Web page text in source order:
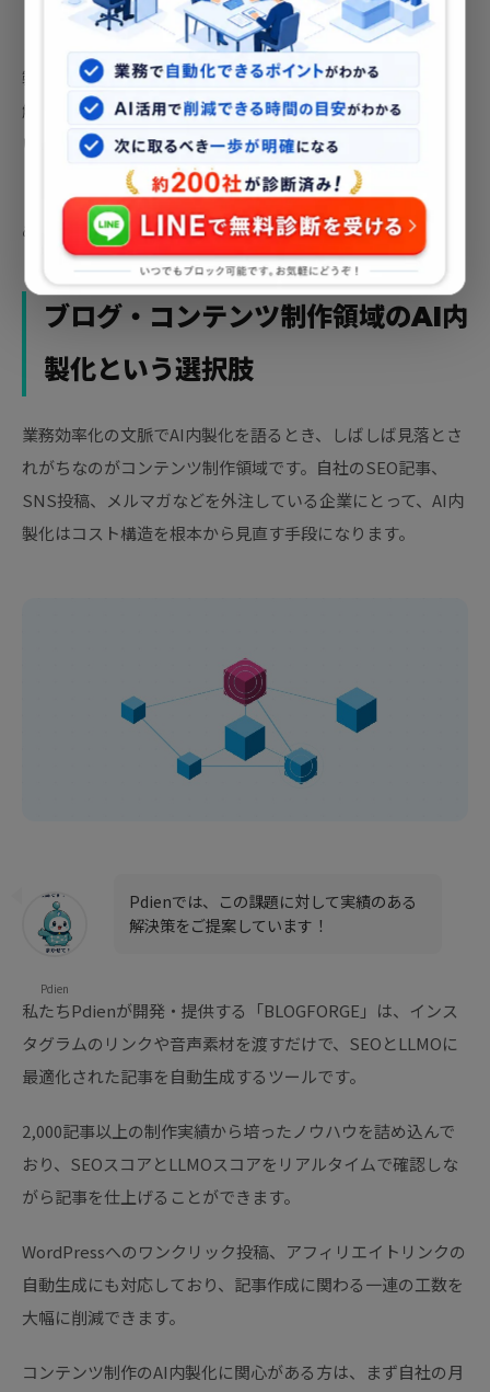
また、「推進担当者が孤立するケース」も見られます。AI内
製化の推進担当者が意気込んで取り組んでいても、現場の理
解が得られないまま進むと、ツールを導入しても誰も使わな
いという結末になります。
トップダウンの意思決定と、現場との対話を組み合わせた進
め方が求められます。
ブログ・コンテンツ制作領域のAI内
製化という選択肢
業務効率化の文脈でAI内製化を語るとき、しばしば見落とさ
れがちなのがコンテンツ制作領域です。自社のSEO記事、
SNS投稿、メルマガなどを外注している企業にとって、AI内
製化はコスト構造を根本から見直す手段になります。
Pdien
Pdienでは、この課題に対して実績のある
解決策をご提案しています！
私たちPdienが開発・提供する「BLOGFORGE」は、インス
タグラムのリンクや音声素材を渡すだけで、SEOとLLMOに
最適化された記事を自動生成するツールです。
2,000記事以上の制作実績から培ったノウハウを詰め込んで
おり、SEOスコアとLLMOスコアをリアルタイムで確認しな
がら記事を仕上げることができます。
WordPressへのワンクリック投稿、アフィリエイトリンクの
自動生成にも対応しており、記事作成に関わる一連の工数を
大幅に削減できます。
コンテンツ制作のAI内製化に関心がある方は、まず自社の月